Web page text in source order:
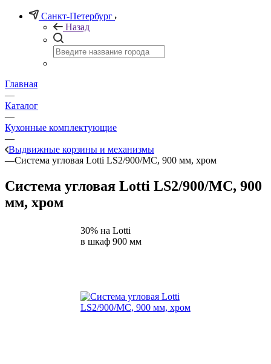
Санкт-Петербург
Назад
Главная
—
Каталог
—
Кухонные комплектующие
—
Выдвижные корзины и механизмы
—Система угловая Lotti LS2/900/MC, 900 мм, хром
Система угловая Lotti LS2/900/MC, 900
мм, хром
30% на Lotti
в шкаф 900 мм